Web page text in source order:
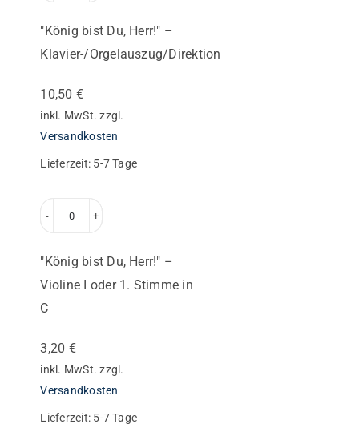
Du,
–
Klavier-/Orgelauszug/Direktion
Menge
"König bist Du, Herr!" –
Klavier-/Orgelauszug/Direktion
10,50 €
inkl. MwSt. zzgl.
Versandkosten
Lieferzeit: 5-7 Tage
Du,
Violine
I
oder
1.
"König bist Du, Herr!" –
Violine I oder 1. Stimme in
C
3,20 €
inkl. MwSt. zzgl.
Versandkosten
Lieferzeit: 5-7 Tage